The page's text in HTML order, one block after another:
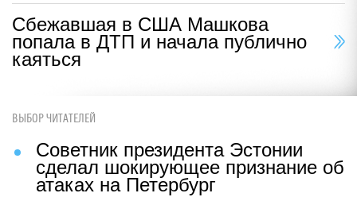
Сбежавшая в США Машкова
попала в ДТП и начала публично
каяться
ВЫБОР ЧИТАТЕЛЕЙ
Советник президента Эстонии
сделал шокирующее признание об
атаках на Петербург